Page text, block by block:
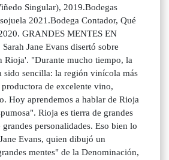
Singular), 2019.Bodegas
2021.Bodega Contador, Qué
GRANDES MENTES EN
Jane Evans disertó sobre
Rioja'. "Durante mucho tiempo, la
sido sencilla: la región vinícola más
productora de excelente vino,
Hoy aprendemos a hablar de Rioja
Rioja es tierra de grandes
personalidades. Eso bien lo
Evans, quien dibujó un
mentes" de la Denominación,